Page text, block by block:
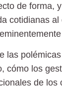
de forma,
cotidianas
las
cómo los
de los